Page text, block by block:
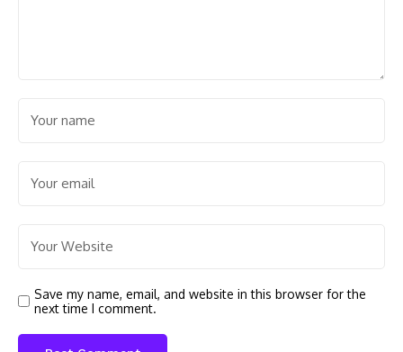
Save my name, email, and website in this browser for the
next time I comment.